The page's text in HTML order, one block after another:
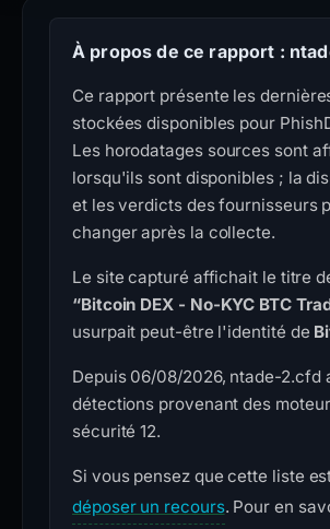
À propos de ce rapport :
Ce rapport présente les
stockées disponibles pour
Les horodatages sources sont
lorsqu'ils sont disponibles ; la
et les verdicts des fournisseurs
changer après la collecte.
Le site capturé affichait le titre
“Bitcoin DEX - No-KYC BTC
usurpait peut-être l'identité de
Depuis 06/08/2026, ntade-2.cfd
détections provenant des
sécurité 12.
Si vous pensez que cette liste
déposer un recours. Pour en